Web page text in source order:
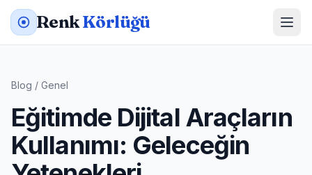
RenkKörlüğü
Blog / Genel
Eğitimde Dijital Araçların
Kullanımı: Geleceğin